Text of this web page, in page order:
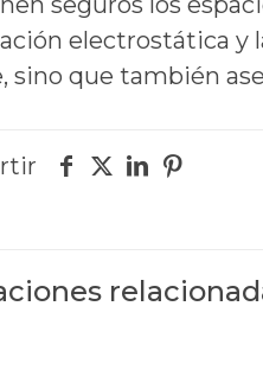
electrostática y
sino que también